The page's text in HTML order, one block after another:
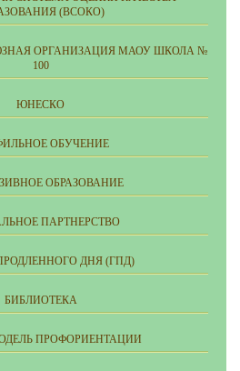
(ВСОКО)
ОРГАНИЗАЦИЯ МАОУ ШКОЛА №
100
ЮНЕСКО
ОБУЧЕНИЕ
ОБРАЗОВАНИЕ
ПАРТНЕРСТВО
ДНЯ (ГПД)
БИБЛИОТЕКА
ПРОФОРИЕНТАЦИИ